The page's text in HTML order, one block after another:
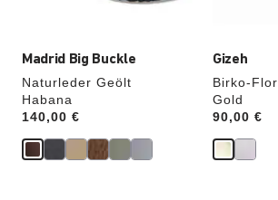
Madrid Big Buckle
Naturleder Geölt
Habana
Price:
140,00 €
Gizeh
Birko-Flor
Gold
Price:
90,00 €